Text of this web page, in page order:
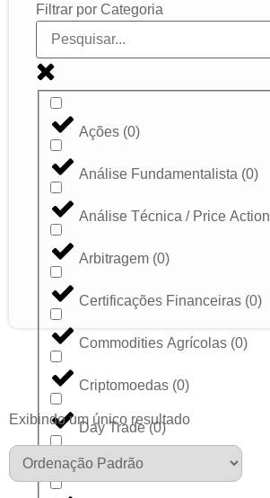
Filtrar por Categoria
Ações (0)
Análise Fundamentalista (0)
Análise Técnica / Price Action
Arbitragem (0)
Certificações Financeiras (0)
Commodities Agrícolas (0)
Criptomoedas (0)
Day Trade(0)
Dólar(0)
Exibindo um único resultado